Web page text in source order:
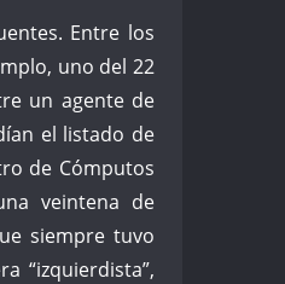
Entre los
uno del 22
un agente de
el listado de
de Cómputos
veintena de
siempre tuvo
“izquierdista”,